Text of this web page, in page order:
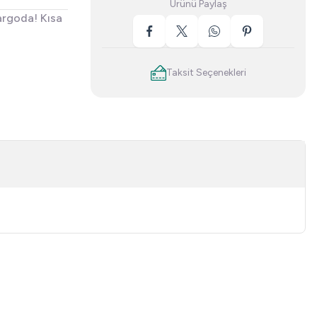
Kısa
Ürünü Paylaş
Taksit Seçenekleri